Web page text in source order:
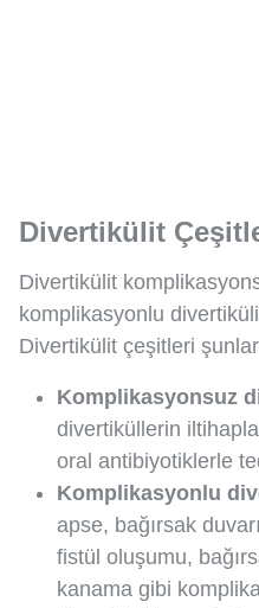
Divertikülit
Divertikülit
komplikasyonlu
Divertikülit çeşitleri
Komplikasyonsuz
divertiküllerin
oral antibiyotiklerle
Komplikasyonlu
apse, bağırsak
fistül oluşumu,
kanama gibi